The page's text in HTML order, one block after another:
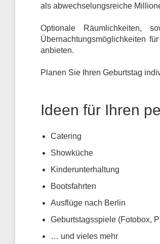
als abwechselungsreiche
Optionale Räumlichkeiten,
Übernachtungsmöglichkeiten
anbieten.
Planen Sie Ihren Geburtstag
Ideen für Ihren
Catering
Showküche
Kinderunterhaltung
Bootsfahrten
Ausflüge nach Berlin
Geburtstagsspiele (Fotobox,
… und vieles mehr